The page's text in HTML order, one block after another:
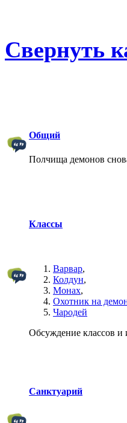
Свернуть
Общий
Полчища демонов
Классы
Варвар,
Колдун,
Монах,
Охотник на
Чародей
Обсуждение классов и
Санктуарий